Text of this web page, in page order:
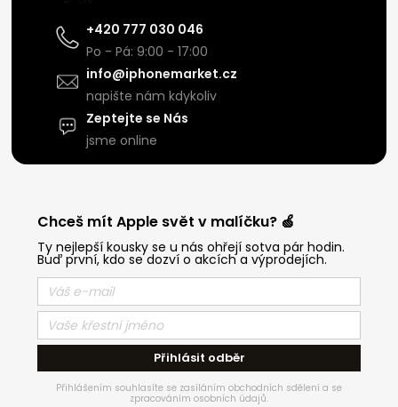
+420 777 030 046
Po - Pá: 9:00 - 17:00
info@iphonemarket.cz
napište nám kdykoliv
Zeptejte se Nás
jsme online
Chceš mít Apple svět v malíčku? 🍏
Ty nejlepší kousky se u nás ohřejí sotva pár hodin.
Buď první, kdo se dozví o akcích a výprodejích.
Přihlásit odběr
Přihlášením souhlasíte se zasíláním obchodních sdělení a se
zpracováním osobních údajů.